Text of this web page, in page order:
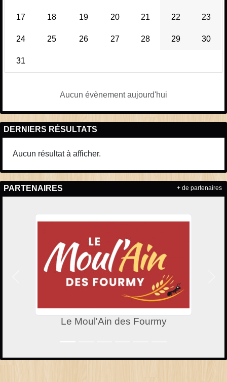
17 18 19 20 21 22 23
24 25 26 27 28 29 30
31
Aucun évènement aujourd'hui
DERNIERS RÉSULTATS
Aucun résultat à afficher.
PARTENAIRES
Le Moul'Ain des Fourmy
+ de partenaires